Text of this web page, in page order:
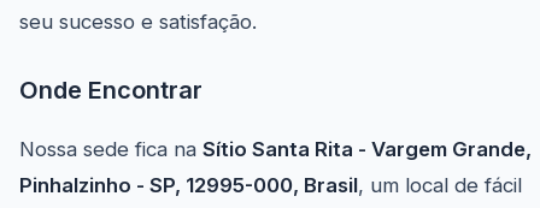
seu sucesso e satisfação.
Onde Encontrar
Nossa sede fica na Sítio Santa Rita - Vargem Grande,
Pinhalzinho - SP, 12995-000, Brasil, um local de fácil